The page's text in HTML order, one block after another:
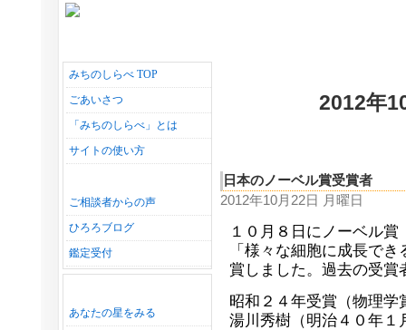
みちのしらべ TOP
ごあいさつ
「みちのしらべ」とは
サイトの使い方
ご相談者からの声
ひろろブログ
鑑定受付
あなたの星をみる
2012年
日本のノーベル賞受賞者
2012年10月22日 月曜日
１０月８日にノーベル
「様々な細胞に成長で
賞しました。過去の受賞
昭和２４年受賞（物理学
湯川秀樹（明治４０年１